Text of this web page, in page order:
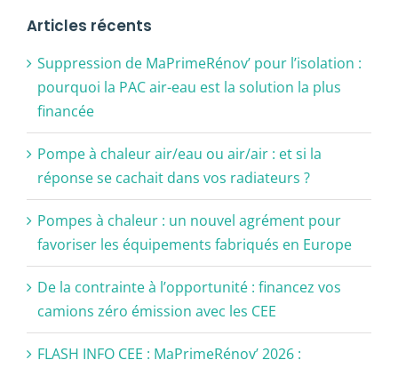
Articles récents
Suppression de MaPrimeRénov’ pour l’isolation :
pourquoi la PAC air-eau est la solution la plus
financée
Pompe à chaleur air/eau ou air/air : et si la
réponse se cachait dans vos radiateurs ?
Pompes à chaleur : un nouvel agrément pour
favoriser les équipements fabriqués en Europe
De la contrainte à l’opportunité : financez vos
camions zéro émission avec les CEE
FLASH INFO CEE : MaPrimeRénov’ 2026 :